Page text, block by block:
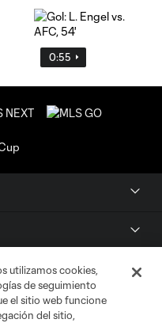
0:55
utilizamos cookies,
de seguimiento
el sitio web funcione
del sitio,